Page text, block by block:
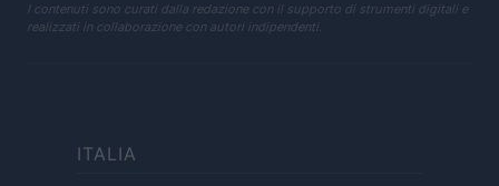
I contenuti sono curati dalla redazione con il supporto di strumenti digitali e
realizzati in collaborazione con autori indipendenti.
ITALIA